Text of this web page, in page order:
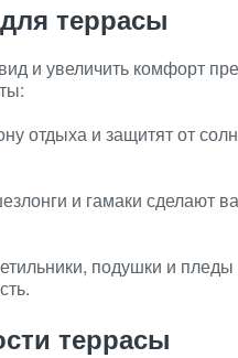
террасы
и увеличить комфорт
отдыха и защитят от
и гамаки сделают
подушки и
террасы